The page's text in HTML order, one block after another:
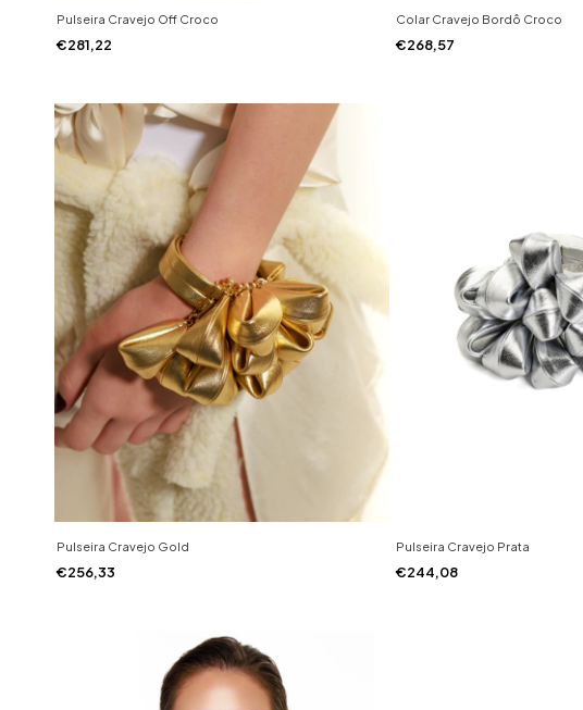
Pulseira Cravejo Off Croco
€281,22
Colar Cravejo Bordô Croco
€268,57
Pulseira Cravejo Gold
€256,33
Pulseira Cravejo Prata
€244,08